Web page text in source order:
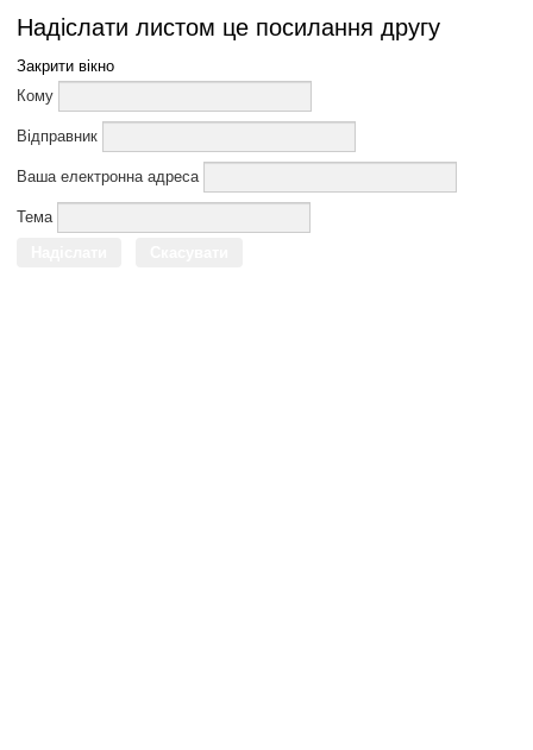
Надіслати листом це посилання другу
Закрити вікно
Кому
Відправник
Ваша електронна адреса
Тема